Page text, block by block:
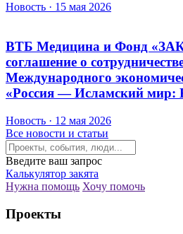
Новость · 15 мая 2026
ВТБ Медицина и Фонд
соглашение о
Международного
«Россия — Исламский мир:
Новость · 12 мая 2026
Все новости и статьи
Введите ваш запрос
Калькулятор закята
Нужна помощь Хочу помочь
Проекты